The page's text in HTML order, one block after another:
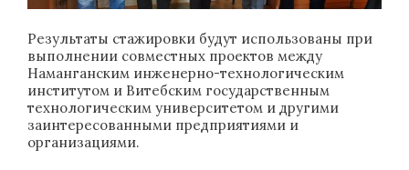
Результаты стажировки будут использованы при
выполнении совместных проектов между
Наманганским инженерно-технологическим
институтом и Витебским государственным
технологическим университетом и другими
заинтересованными предприятиями и
организациями.